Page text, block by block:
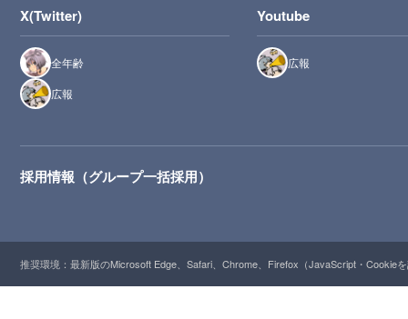
X(Twitter)
全年齢
広報
Youtube
広報
採用情報（グループ一括採用）
推奨環境：最新版のMicrosoft Edge、Safari、Chrome、Firefox（JavaScript・Cookie